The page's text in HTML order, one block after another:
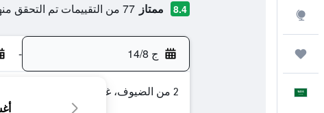
8.4 ممتاز 77 من التقييمات تم التحقق منها
ج 14/8 -
2 من الضيوف، غرفة واحدة